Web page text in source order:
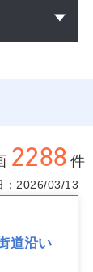
2288 件
：2026/03/13
道沿い